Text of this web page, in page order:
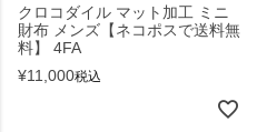
クロコダイル マット加工 ミニ
財布 メンズ【ネコポスで送料無
料】 4FA
¥11,000税込